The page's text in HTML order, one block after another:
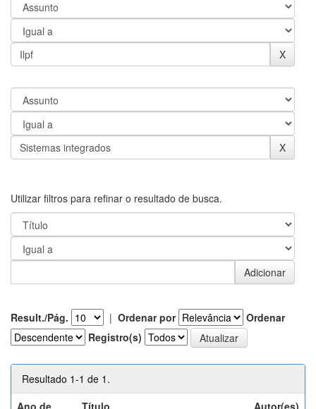
Utilizar filtros para refinar o resultado de busca.
Result./Pág. | Ordenar por
Ordenar
Registro(s)
Resultado 1-1 de 1.
Ano de
Título Autor(es)